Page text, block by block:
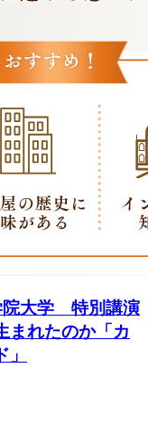
院大学 特別講演
まれたのか「カ